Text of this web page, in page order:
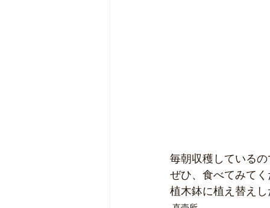
毎朝収穫している
ぜひ、食べてみて
植木鉢に植え替え